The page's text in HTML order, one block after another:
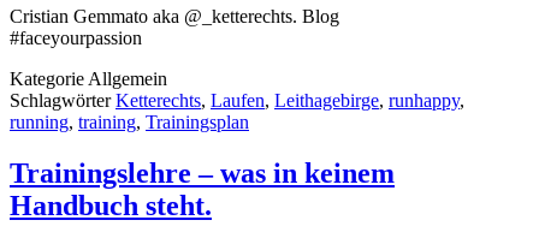
Cristian Gemmato aka @_ketterechts. Blog
#faceyourpassion
KategorieAllgemein
SchlagwörterKetterechts, Laufen, Leithagebirge, runhappy,
running, training, Trainingsplan
Trainingslehre – was in keinem
Handbuch steht.